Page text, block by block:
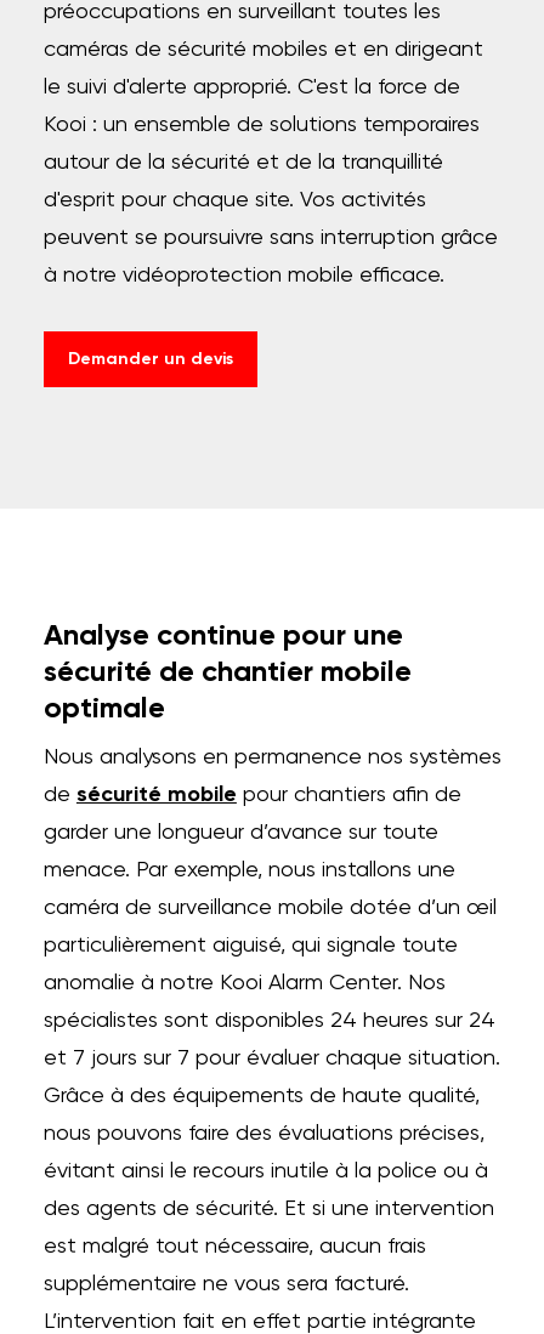
préoccupations en surveillant toutes les
caméras de sécurité mobiles et en dirigeant
le suivi d'alerte approprié. C'est la force de
Kooi : un ensemble de solutions temporaires
autour de la sécurité et de la tranquillité
d'esprit pour chaque site. Vos activités
peuvent se poursuivre sans interruption grâce
à notre vidéoprotection mobile efficace.
Demander un devis
Analyse continue pour une
sécurité de chantier mobile
optimale
Nous analysons en permanence nos systèmes
de sécurité mobile pour chantiers afin de
garder une longueur d’avance sur toute
menace. Par exemple, nous installons une
caméra de surveillance mobile dotée d’un œil
particulièrement aiguisé, qui signale toute
anomalie à notre Kooi Alarm Center. Nos
spécialistes sont disponibles 24 heures sur 24
et 7 jours sur 7 pour évaluer chaque situation.
Grâce à des équipements de haute qualité,
nous pouvons faire des évaluations précises,
évitant ainsi le recours inutile à la police ou à
des agents de sécurité. Et si une intervention
est malgré tout nécessaire, aucun frais
supplémentaire ne vous sera facturé.
L’intervention fait en effet partie intégrante